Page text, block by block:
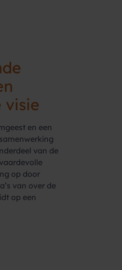
visie
en een
van de
op door
van over de
op een